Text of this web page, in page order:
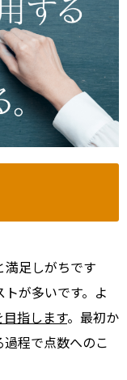
満足しがちです
が多いです。よ
指します。最初か
程で点数へのこ